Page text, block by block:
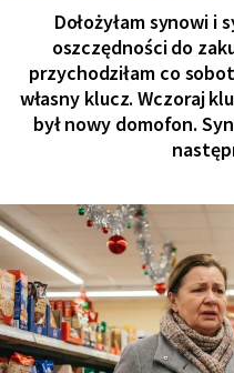
Dołożyłam synowi i
oszczędności do
przychodziłam co
własny klucz. Wczoraj
był nowy domofon.